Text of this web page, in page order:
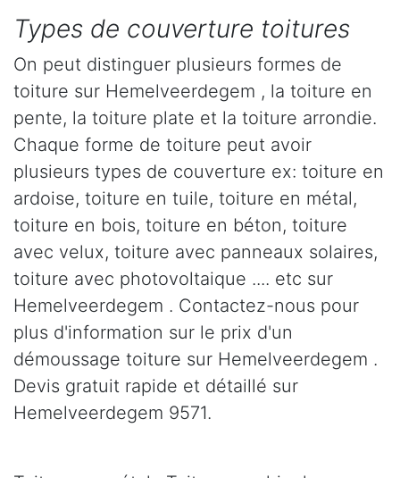
Types de couverture toitures
On peut distinguer plusieurs formes de
toiture sur Hemelveerdegem , la toiture en
pente, la toiture plate et la toiture arrondie.
Chaque forme de toiture peut avoir
plusieurs types de couverture ex: toiture en
ardoise, toiture en tuile, toiture en métal,
toiture en bois, toiture en béton, toiture
avec velux, toiture avec panneaux solaires,
toiture avec photovoltaique .... etc sur
Hemelveerdegem . Contactez-nous pour
plus d'information sur le prix d'un
démoussage toiture sur Hemelveerdegem .
Devis gratuit rapide et détaillé sur
Hemelveerdegem 9571.